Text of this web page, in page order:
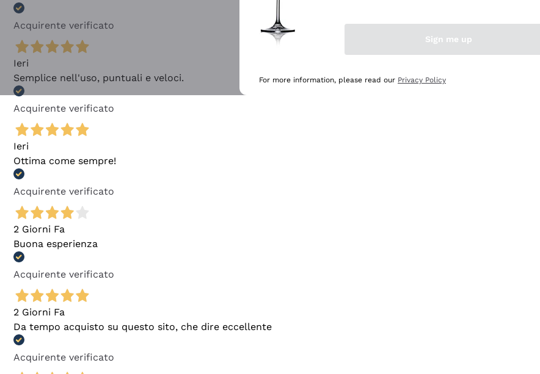
Acquirente verificato
Ieri
Semplice nell'uso, puntuali e veloci.
Acquirente verificato
Ieri
Ottima come sempre!
Acquirente verificato
2 Giorni Fa
Buona esperienza
Acquirente verificato
2 Giorni Fa
Da tempo acquisto su questo sito, che dire eccellente
Acquirente verificato
Sign me up
For more information, please read our Privacy Policy